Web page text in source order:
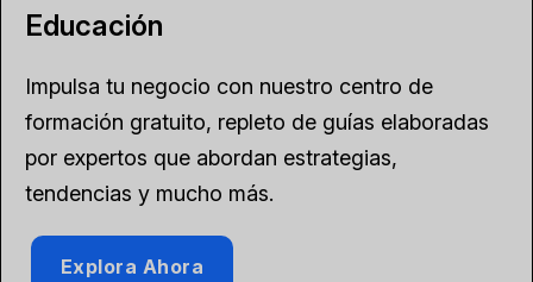
Educación
Impulsa tu negocio con nuestro centro de
formación gratuito, repleto de guías elaboradas
por expertos que abordan estrategias,
tendencias y mucho más.
Explora Ahora